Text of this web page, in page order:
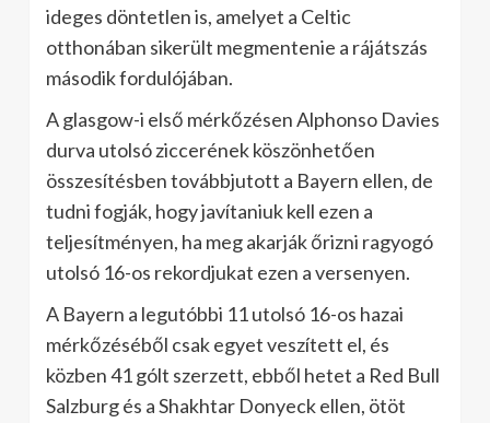
ideges döntetlen is, amelyet a Celtic
otthonában sikerült megmentenie a rájátszás
második fordulójában.
A glasgow-i első mérkőzésen Alphonso Davies
durva utolsó ziccerének köszönhetően
összesítésben továbbjutott a Bayern ellen, de
tudni fogják, hogy javítaniuk kell ezen a
teljesítményen, ha meg akarják őrizni ragyogó
utolsó 16-os rekordjukat ezen a versenyen.
A Bayern a legutóbbi 11 utolsó 16-os hazai
mérkőzéséből csak egyet veszített el, és
közben 41 gólt szerzett, ebből hetet a Red Bull
Salzburg és a Shakhtar Donyeck ellen, ötöt